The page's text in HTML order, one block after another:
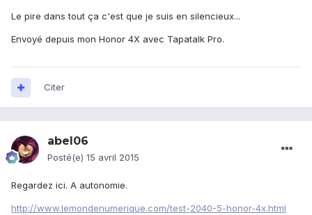
Le pire dans tout ça c'est que je suis en silencieux...
Envoyé depuis mon Honor 4X avec Tapatalk Pro.
Citer
abel06
Posté(e) 15 avril 2015
Regardez ici. A autonomie.
http://www.lemondenumerique.com/test-2040-5-honor-4x.html